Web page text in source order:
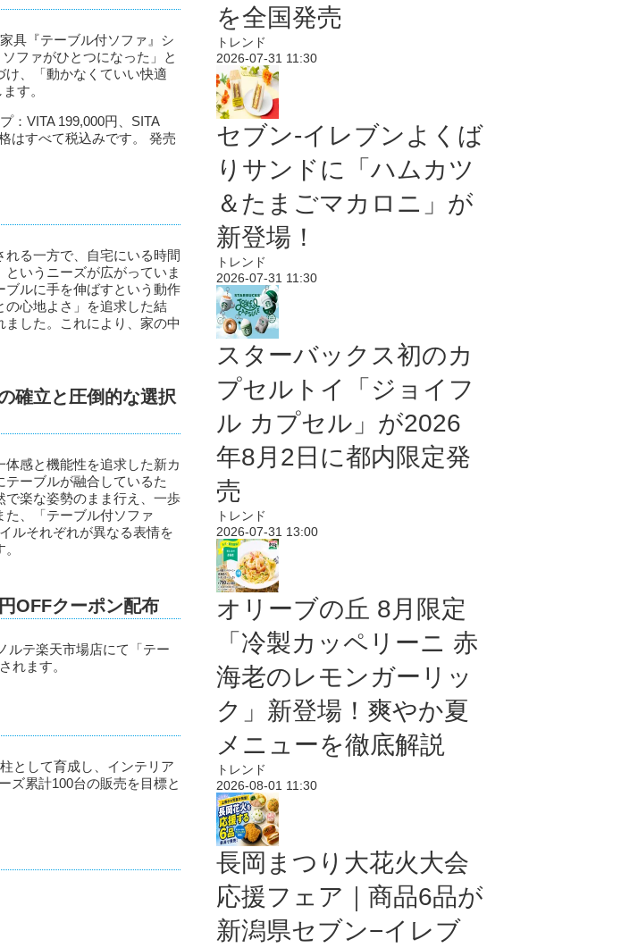
具『テーブル付ソファ』シ
ファがひとつになった」と
、「動かなくていい快適
す。
：VITA 199,000円、SITA
はすべて税込みです。 発売
る一方で、自宅にいる時間
いうニーズが広がっていま
ルに手を伸ばすという動作
の心地よさ」を追求した結
した。これにより、家の中
確立と圧倒的な選択
感と機能性を追求した新カ
ーブルが融合しているた
楽な姿勢のまま行え、一歩
た、「テーブル付ソファ
ルそれぞれが異なる表情を
OFFクーポン配布
ルテ楽天市場店にて「テー
れます。
として育成し、インテリア
ズ累計100台の販売を目標と
を全国発売
トレンド
2026-07-31 11:30
セブン‐イレブンよくば
りサンドに「ハムカツ
＆たまごマカロニ」が
新登場！
トレンド
2026-07-31 11:30
スターバックス初のカ
プセルトイ「ジョイフ
ル カプセル」が2026
年8月2日に都内限定発
売
トレンド
2026-07-31 13:00
オリーブの丘 8月限定
「冷製カッペリーニ 赤
海老のレモンガーリッ
ク」新登場！爽やか夏
メニューを徹底解説
トレンド
2026-08-01 11:30
長岡まつり大花火大会
応援フェア｜商品6品が
新潟県セブン−イレブ